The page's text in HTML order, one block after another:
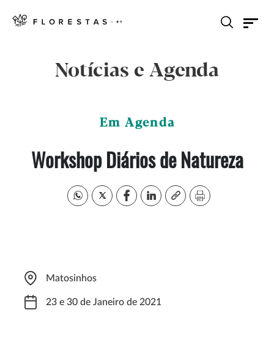
Notícias e Agenda
Em Agenda
Workshop Diários de Natureza
Matosinhos
23 e 30 de Janeiro de 2021